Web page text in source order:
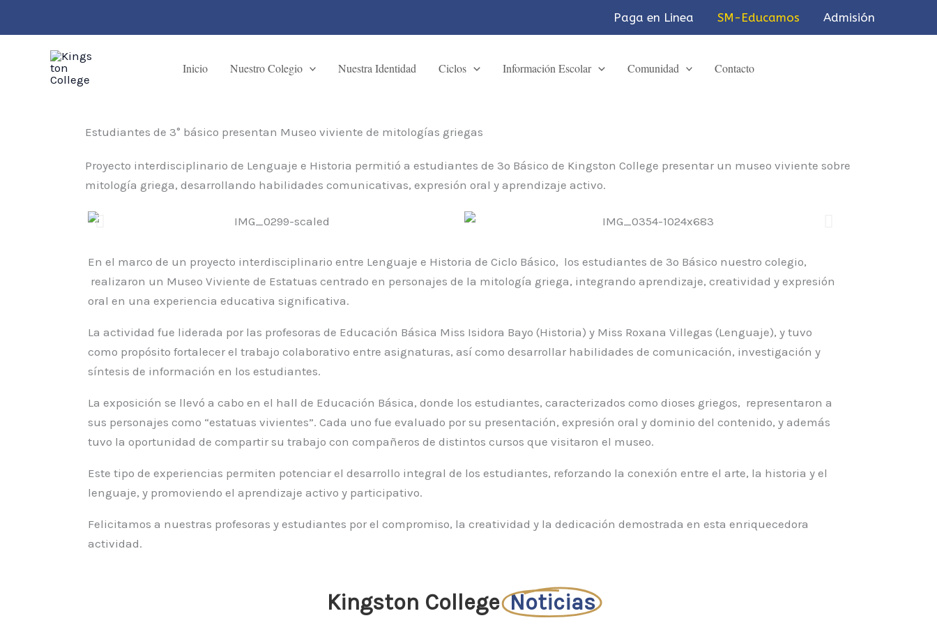
contenido
Paga en Linea SM-Educamos Admisión
Inicio Nuestro Colegio Nuestra Identidad Ciclos Información Escolar Comunidad Contacto
Estudiantes de 3° básico presentan Museo viviente de mitologías griegas
Proyecto interdisciplinario de Lenguaje e Historia permitió a estudiantes de 3º Básico de Kingston College presentar un museo viviente sobre
mitología griega, desarrollando habilidades comunicativas, expresión oral y aprendizaje activo.
En el marco de un proyecto interdisciplinario entre Lenguaje e Historia de Ciclo Básico, los estudiantes de 3º Básico nuestro colegio,
realizaron un Museo Viviente de Estatuas centrado en personajes de la mitología griega, integrando aprendizaje, creatividad y expresión
oral en una experiencia educativa significativa.
La actividad fue liderada por las profesoras de Educación Básica Miss Isidora Bayo (Historia) y Miss Roxana Villegas (Lenguaje), y tuvo
como propósito fortalecer el trabajo colaborativo entre asignaturas, así como desarrollar habilidades de comunicación, investigación y
síntesis de información en los estudiantes.
La exposición se llevó a cabo en el hall de Educación Básica, donde los estudiantes, caracterizados como dioses griegos, representaron a
sus personajes como “estatuas vivientes”. Cada uno fue evaluado por su presentación, expresión oral y dominio del contenido, y además
tuvo la oportunidad de compartir su trabajo con compañeros de distintos cursos que visitaron el museo.
Este tipo de experiencias permiten potenciar el desarrollo integral de los estudiantes, reforzando la conexión entre el arte, la historia y el
lenguaje, y promoviendo el aprendizaje activo y participativo.
Felicitamos a nuestras profesoras y estudiantes por el compromiso, la creatividad y la dedicación demostrada en esta enriquecedora
actividad.
Kingston College Noticias